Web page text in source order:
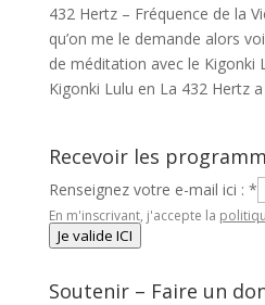
432 Hertz – Fréquence de la
qu’on me le demande alors
de méditation avec le Kigonki
Kigonki Lulu en La 432 Hertz a
Recevoir les
Renseignez votre e-mail ici : *
En m'inscrivant, j'accepte la
Je valide ICI
Soutenir – Faire un